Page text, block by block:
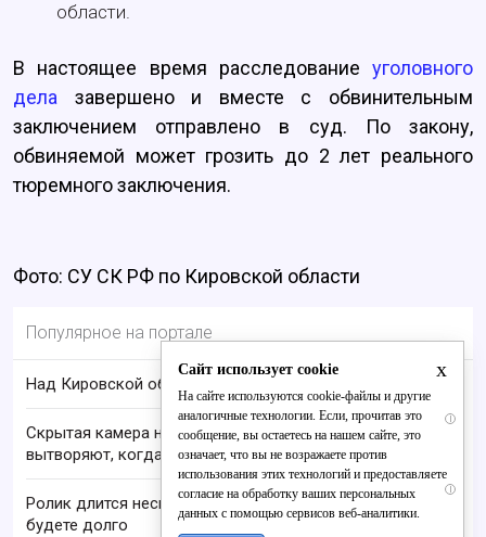
области.
В настоящее время расследование уголовного
дела завершено и вместе с обвинительным
заключением отправлено в суд. По закону,
обвиняемой может грозить до 2 лет реального
тюремного заключения.
Фото: СУ СК РФ по Кировской области
Популярное на портале
Над Кировской областью сбили БПЛА
i
Скрытая камера на пляже Крыма: Что люди
вытворяют, когда их не видят...
i
Ролик длится несколько секунд, а смеяться вы
будете долго
x
Сайт использует cookie
На сайте используются cookie-файлы и другие
аналогичные технологии. Если, прочитав это
сообщение, вы остаетесь на нашем сайте, это
означает, что вы не возражаете против
использования этих технологий и предоставляете
согласие на обработку ваших персональных
данных с помощью сервисов веб-аналитики.